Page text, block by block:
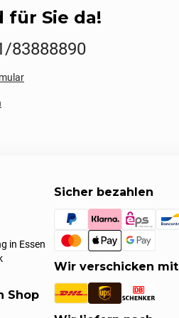
für Sie da!
83888890
in Essen
Shop
Sicher bezahlen
Wir verschicken mit